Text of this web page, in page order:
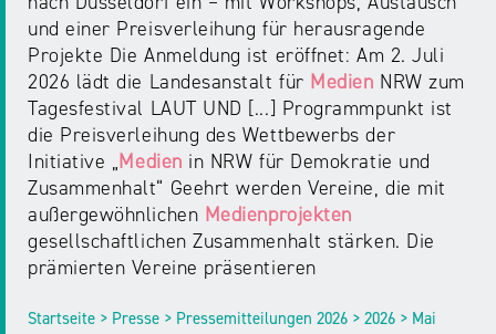
und einer Preisverleihung für herausragende
Projekte Die Anmeldung ist eröffnet: Am 2. Juli
2026 lädt die Landesanstalt für Medien NRW zum
Tagesfestival LAUT UND [...] Programmpunkt ist
die Preisverleihung des Wettbewerbs der
Initiative „Medien in NRW für Demokratie und
Zusammenhalt“ Geehrt werden Vereine, die mit
außergewöhnlichen Medienprojekten
gesellschaftlichen Zusammenhalt stärken. Die
prämierten Vereine präsentieren
Startseite > Presse > Pressemitteilungen 2026 > 2026 > Mai